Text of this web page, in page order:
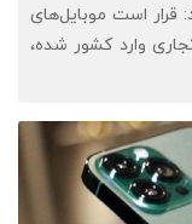
قرار است موبایل‌های
وارد کشور شده،